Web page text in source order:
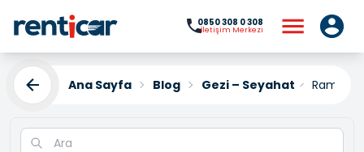
0850 308 0 308
İletişim Merkezi
Ana Sayfa Blog Gezi – Seyahat